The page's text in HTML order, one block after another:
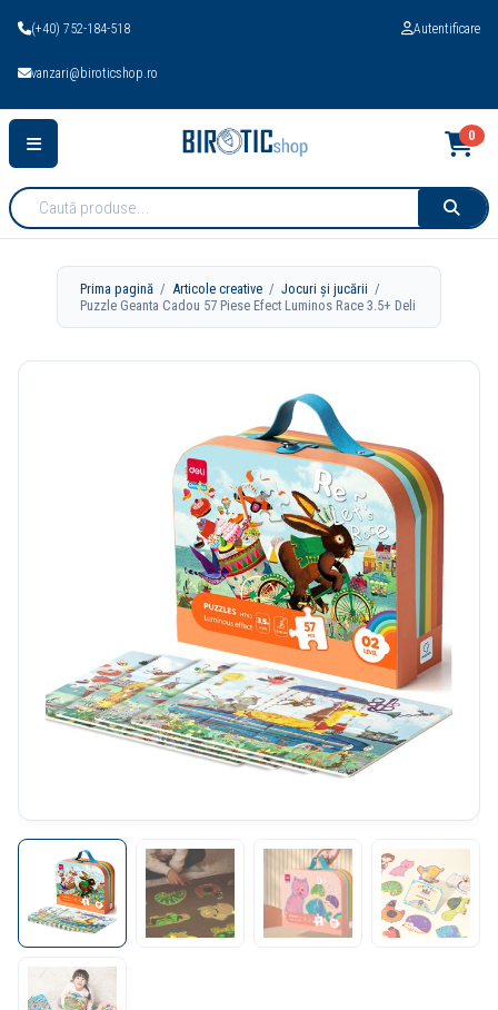
(+40) 752-184-518
vanzari@biroticshop.ro
Autentificare
Cauta
produse:
0
Prima pagină /Articole creative /Jocuri și jucării /
Puzzle Geanta Cadou 57 Piese Efect Luminos Race 3.5+ Deli